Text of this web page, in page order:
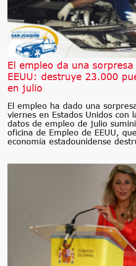
El empleo da una
EEUU: destruye 23.000
en julio
El empleo ha dado una
viernes en Estados Unidos con
datos de empleo de julio
oficina de Empleo de EEUU,
economía estadounidense